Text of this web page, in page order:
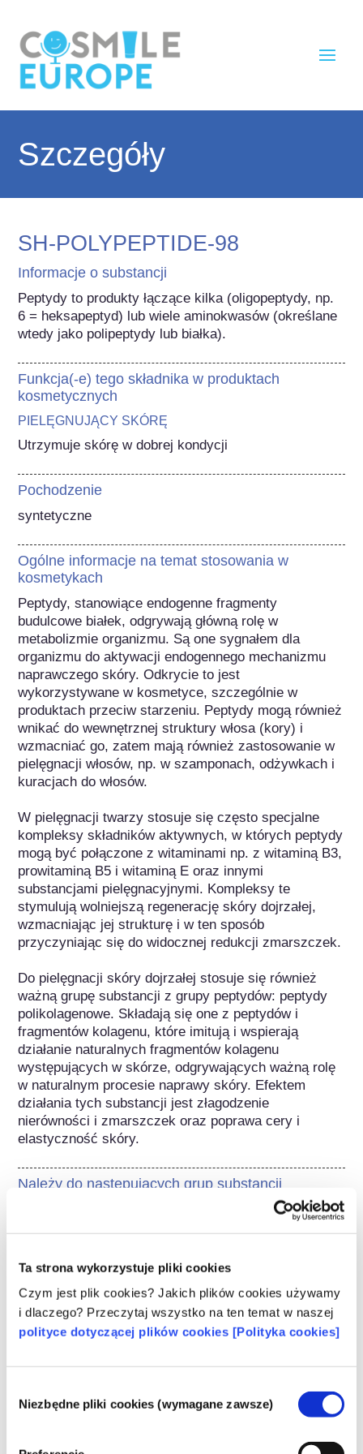
Ta strona wykorzystuje pliki cookies
Czym jest plik cookies? Jakich plików cookies używamy
i dlaczego? Przeczytaj wszystko na ten temat w naszej
polityce dotyczącej plików cookies [Polityka cookies]
zgody
Niezbędne pliki cookies (wymagane zawsze)
Szczegóły
SH-POLYPEPTIDE-98
Informacje o substancji
Peptydy to produkty łączące kilka (oligopeptydy, np.
6 = heksapeptyd) lub wiele aminokwasów (określane
wtedy jako polipeptydy lub białka).
Funkcja(-e) tego składnika w produktach
kosmetycznych
PIELĘGNUJĄCY SKÓRĘ
Utrzymuje skórę w dobrej kondycji
Pochodzenie
syntetyczne
Ogólne informacje na temat stosowania w
kosmetykach
Peptydy, stanowiące endogenne fragmenty
budulcowe białek, odgrywają główną rolę w
metabolizmie organizmu. Są one sygnałem dla
organizmu do aktywacji endogennego mechanizmu
naprawczego skóry. Odkrycie to jest
wykorzystywane w kosmetyce, szczególnie w
produktach przeciw starzeniu. Peptydy mogą również
wnikać do wewnętrznej struktury włosa (kory) i
wzmacniać go, zatem mają również zastosowanie w
pielęgnacji włosów, np. w szamponach, odżywkach i
kuracjach do włosów.
W pielęgnacji twarzy stosuje się często specjalne
kompleksy składników aktywnych, w których peptydy
mogą być połączone z witaminami np. z witaminą B3,
prowitaminą B5 i witaminą E oraz innymi
substancjami pielęgnacyjnymi. Kompleksy te
stymulują wolniejszą regenerację skóry dojrzałej,
wzmacniając jej strukturę i w ten sposób
przyczyniając się do widocznej redukcji zmarszczek.
Do pielęgnacji skóry dojrzałej stosuje się również
ważną grupę substancji z grupy peptydów: peptydy
polikolagenowe. Składają się one z peptydów i
fragmentów kolagenu, które imitują i wspierają
działanie naturalnych fragmentów kolagenu
występujących w skórze, odgrywających ważną rolę
w naturalnym procesie naprawy skóry. Efektem
działania tych substancji jest złagodzenie
nierówności i zmarszczek oraz poprawa cery i
elastyczność skóry.
Należy do następujących grup substancji
Składniki kosmetyków podlegają regulacjom
prawnym. Należy pamiętać, że w przypadku
składników kosmetycznych, poza UE mogą
obowiązywać inne przepisy.
Poznaj swoje kosmetyki